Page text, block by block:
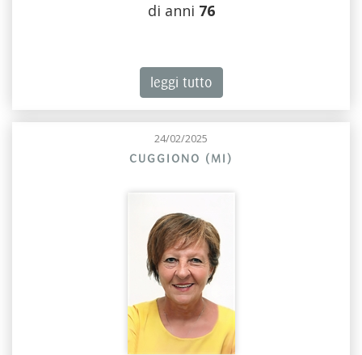
di anni 76
leggi tutto
24/02/2025
CUGGIONO (MI)